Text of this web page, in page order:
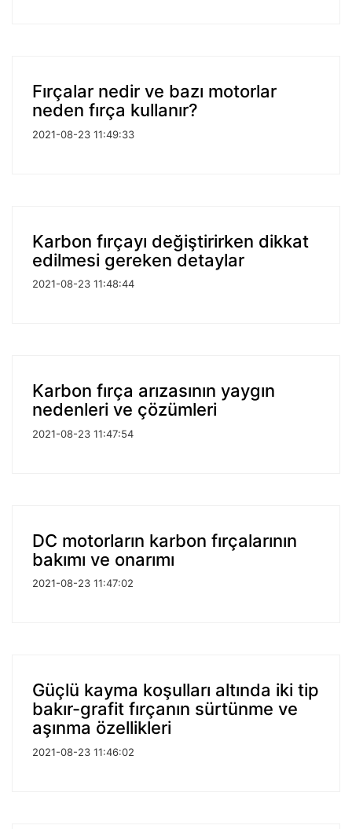
Fırçalar nedir ve bazı motorlar
neden fırça kullanır?
2021-08-23 11:49:33
Karbon fırçayı değiştirirken dikkat
edilmesi gereken detaylar
2021-08-23 11:48:44
Karbon fırça arızasının yaygın
nedenleri ve çözümleri
2021-08-23 11:47:54
DC motorların karbon fırçalarının
bakımı ve onarımı
2021-08-23 11:47:02
Güçlü kayma koşulları altında iki tip
bakır-grafit fırçanın sürtünme ve
aşınma özellikleri
2021-08-23 11:46:02